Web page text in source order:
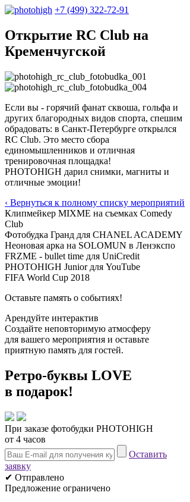
+7 (499) 322-72-91
Открытие RC Club на
Кременчугской
Если вы - горячий фанат сквоша, гольфа и
других благородных видов спорта, спешим
обрадовать: в Санкт-Петербурге открылся
RC Club. Это место сбора
единомышленников и отличная
тренировочная площадка!
PHOTOHIGH дарил снимки, магниты и
отличные эмоции!
‹ Вернуться к полному списку мероприятий
Клипмейкер MIXME на съемках Comedy
Club
Фотобудка Гранд для CHANEL ACADEMY
Неоновая арка на SOLOMUN в Ленэкспо
FRZME - bullet time для UniCredit
PHOTOHIGH Junior для YouTube
FIFA World Cup 2018
Оставьте память о событиях!
Арендуйте интерактив
Создайте неповторимую атмосферу
для вашего мероприятия и оставьте
приятную память для гостей.
Ретро-буквы LOVE
в подарок!
При заказе фотобудки PHOTOHIGH
от 4 часов
Оставить
заявку
✔ Отправлено
Предложение ограничено